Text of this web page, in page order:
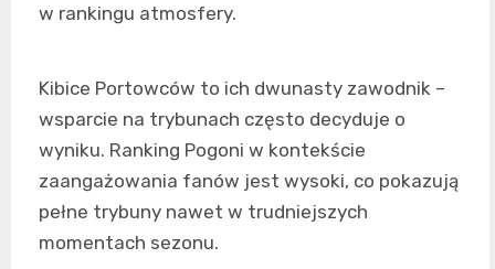
w rankingu atmosfery.
Kibice Portowców to ich dwunasty zawodnik –
wsparcie na trybunach często decyduje o
wyniku. Ranking Pogoni w kontekście
zaangażowania fanów jest wysoki, co pokazują
pełne trybuny nawet w trudniejszych
momentach sezonu.